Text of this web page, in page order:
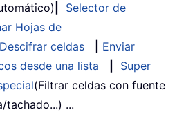
Selector de
Hojas de
celdas
Enviar
desde una lista
Super
(Filtrar celdas con fuente
tachado...) ...